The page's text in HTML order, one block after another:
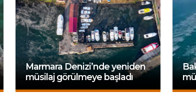
Marmara Denizi’nde yeniden
müsilaj görülmeye başladı